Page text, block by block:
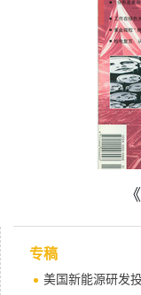
专稿
美国新能源研发